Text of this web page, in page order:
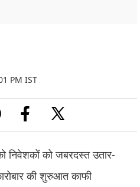
PM IST
निवेशकों को जबरदस्त उतार-
की शुरुआत काफी